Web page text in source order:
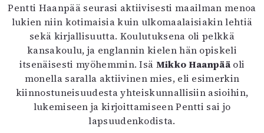
Pentti Haanpää seurasi aktiivisesti maailman menoa
lukien niin kotimaisia kuin ulkomaalaisiakin lehtiä
sekä kirjallisuutta. Koulutuksena oli pelkkä
kansakoulu, ja englannin kielen hän opiskeli
itsenäisesti myöhemmin. Isä Mikko Haanpääoli
monella saralla aktiivinen mies, eli esimerkin
kiinnostuneisuudesta yhteiskunnallisiin asioihin,
lukemiseen ja kirjoittamiseen Pentti sai jo
lapsuudenkodista.